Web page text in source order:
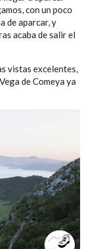
con un poco
de aparcar, y
acaba de salir el
vistas excelentes,
de Comeya ya